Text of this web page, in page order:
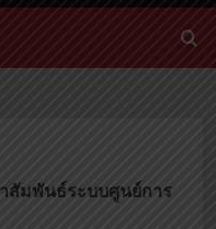
สัมพันธ์ระบบศูนย์การ